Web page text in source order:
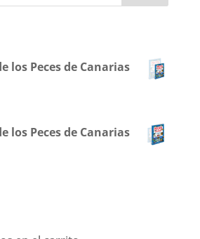
los Peces de Canarias
los Peces de Canarias